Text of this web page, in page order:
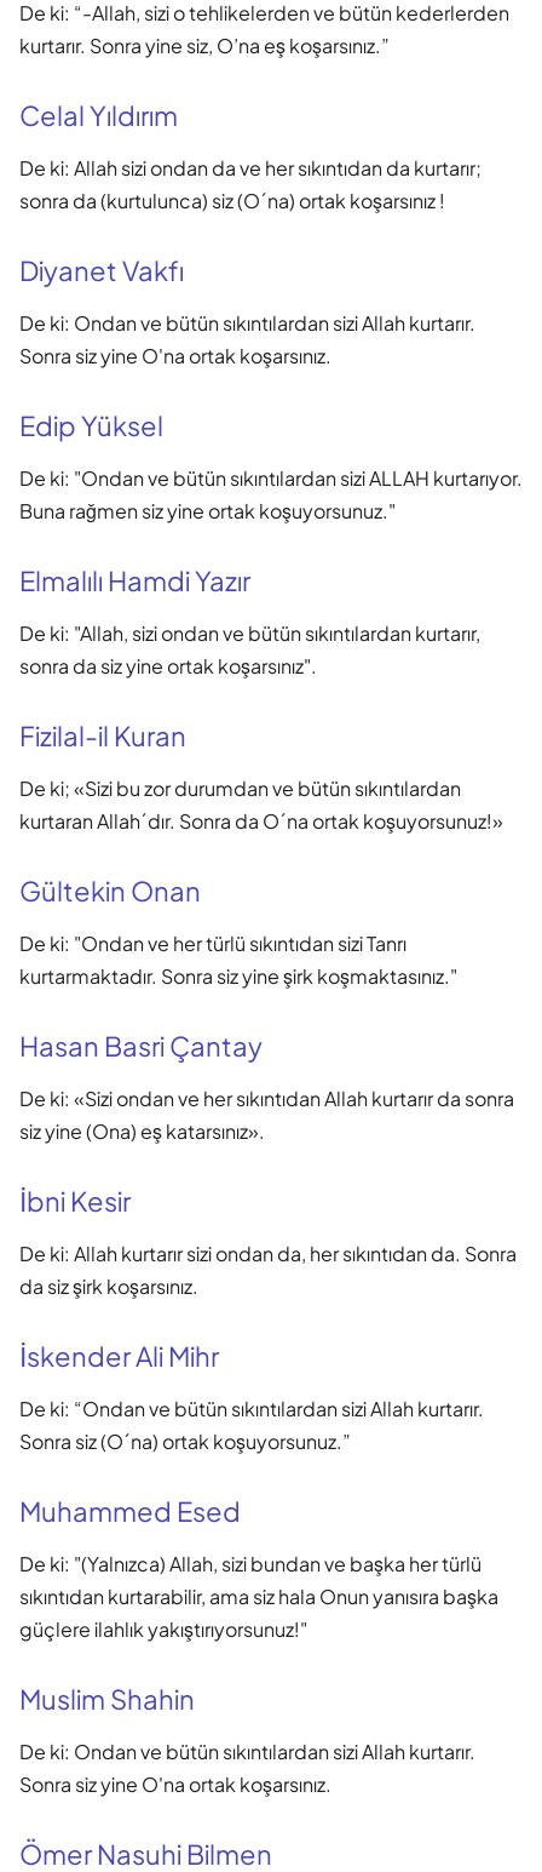
De ki: “-Allah, sizi o tehlikelerden ve bütün kederlerden
kurtarır. Sonra yine siz, O’na eş koşarsınız.”
Celal Yıldırım
De ki: Allah sizi ondan da ve her sıkıntıdan da kurtarır;
sonra da (kurtulunca) siz (O´na) ortak koşarsınız !
Diyanet Vakfı
De ki: Ondan ve bütün sıkıntılardan sizi Allah kurtarır.
Sonra siz yine O'na ortak koşarsınız.
Edip Yüksel
De ki: "Ondan ve bütün sıkıntılardan sizi ALLAH kurtarıyor.
Buna rağmen siz yine ortak koşuyorsunuz."
Elmalılı Hamdi Yazır
De ki: "Allah, sizi ondan ve bütün sıkıntılardan kurtarır,
sonra da siz yine ortak koşarsınız".
Fizilal-il Kuran
De ki; «Sizi bu zor durumdan ve bütün sıkıntılardan
kurtaran Allah´dır. Sonra da O´na ortak koşuyorsunuz!»
Gültekin Onan
De ki: "Ondan ve her türlü sıkıntıdan sizi Tanrı
kurtarmaktadır. Sonra siz yine şirk koşmaktasınız."
Hasan Basri Çantay
De ki: «Sizi ondan ve her sıkıntıdan Allah kurtarır da sonra
siz yine (Ona) eş katarsınız».
İbni Kesir
De ki: Allah kurtarır sizi ondan da, her sıkıntıdan da. Sonra
da siz şirk koşarsınız.
İskender Ali Mihr
De ki: “Ondan ve bütün sıkıntılardan sizi Allah kurtarır.
Sonra siz (O´na) ortak koşuyorsunuz.”
Muhammed Esed
De ki: "(Yalnızca) Allah, sizi bundan ve başka her türlü
sıkıntıdan kurtarabilir, ama siz hala Onun yanısıra başka
güçlere ilahlık yakıştırıyorsunuz!"
Muslim Shahin
De ki: Ondan ve bütün sıkıntılardan sizi Allah kurtarır.
Sonra siz yine O'na ortak koşarsınız.
Ömer Nasuhi Bilmen